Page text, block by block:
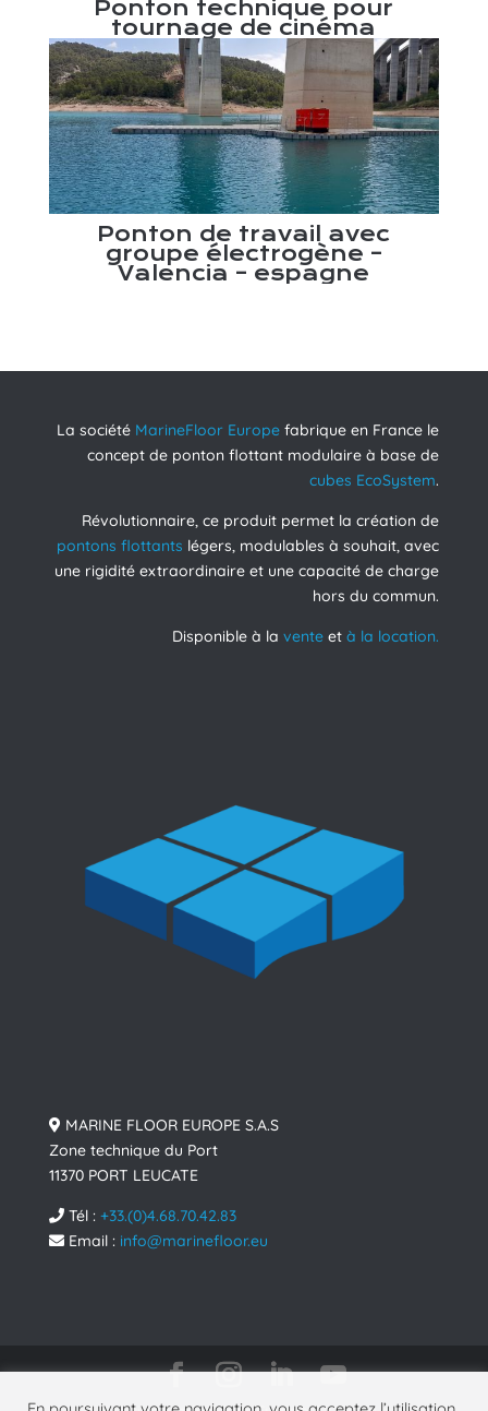
Ponton technique pour
tournage de cinéma
Ponton de travail avec
groupe électrogène –
Valencia – espagne
La société MarineFloor Europe fabrique en France le
concept de ponton flottant modulaire à base de
cubes EcoSystem.
Révolutionnaire, ce produit permet la création de
pontons flottants légers, modulables à souhait, avec
une rigidité extraordinaire et une capacité de charge
hors du commun.
Disponible à lavente età la location.
MARINE FLOOR EUROPE S.A.S
Zone technique du Port
11370 PORT LEUCATE
Tél : +33.(0)4.68.70.42.83
Email : info@marinefloor.eu